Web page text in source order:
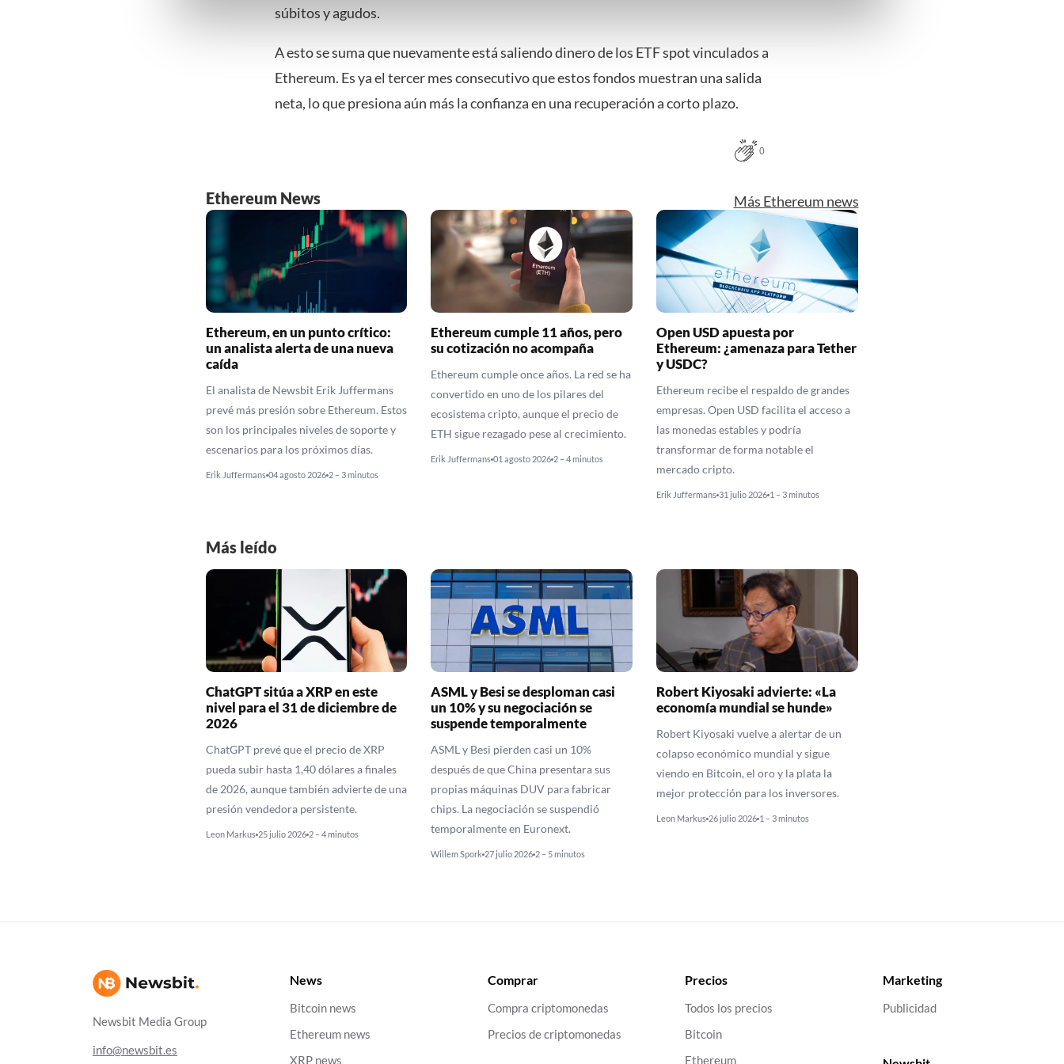
gedetailleerde keuzes, waaronder het maken van bezwaar tegen bedrijven die persoonsgegevens verwerken op basis van
onderaan de pagina. Voor meer informatie: zie onsprivacy- encookiestatement .
súbitos y agudos.
A esto se suma que nuevamente está saliendo dinero de los ETF spot vinculados a
Ethereum. Es ya el tercer mes consecutivo que estos fondos muestran una salida
neta, lo que presiona aún más la confianza en una recuperación a corto plazo.
0
Ethereum News Más Ethereum news
Ethereum, en un punto crítico:
un analista alerta de una nueva
caída
El analista de Newsbit Erik Juffermans
prevé más presión sobre Ethereum. Estos
son los principales niveles de soporte y
escenarios para los próximos días.
Erik Juffermans 04 agosto 2026 2 – 3 minutos
Ethereum cumple 11 años, pero
su cotización no acompaña
Ethereum cumple once años. La red se ha
convertido en uno de los pilares del
ecosistema cripto, aunque el precio de
ETH sigue rezagado pese al crecimiento.
Erik Juffermans 01 agosto 2026 2 – 4 minutos
Open USD apuesta por
Ethereum: ¿amenaza para Tether
y USDC?
Ethereum recibe el respaldo de grandes
empresas. Open USD facilita el acceso a
las monedas estables y podría
transformar de forma notable el
mercado cripto.
Erik Juffermans 31 julio 2026 1 – 3 minutos
Más leído
ChatGPT sitúa a XRP en este
nivel para el 31 de diciembre de
2026
ChatGPT prevé que el precio de XRP
pueda subir hasta 1,40 dólares a finales
de 2026, aunque también advierte de una
presión vendedora persistente.
Leon Markus 25 julio 2026 2 – 4 minutos
ASML y Besi se desploman casi
un 10% y su negociación se
suspende temporalmente
ASML y Besi pierden casi un 10%
después de que China presentara sus
propias máquinas DUV para fabricar
chips. La negociación se suspendió
temporalmente en Euronext.
Willem Spork 27 julio 2026 2 – 5 minutos
Robert Kiyosaki advierte: «La
economía mundial se hunde»
Robert Kiyosaki vuelve a alertar de un
colapso económico mundial y sigue
viendo en Bitcoin, el oro y la plata la
mejor protección para los inversores.
Leon Markus 26 julio 2026 1 – 3 minutos
Newsbit Media Group
info@newsbit.es
News
Bitcoin news
Ethereum news
XRP news
Comprar
Compra criptomonedas
Precios de criptomonedas
Precios
Todos los precios
Bitcoin
Ethereum
Marketing
Publicidad